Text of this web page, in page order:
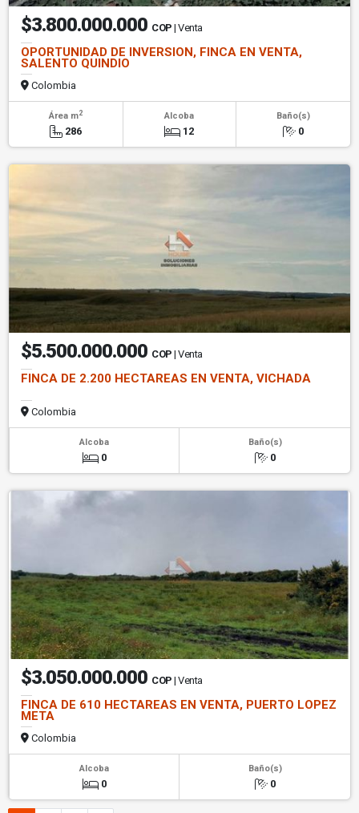
$3.800.000.000 COP | Venta
OPORTUNIDAD DE INVERSION, FINCA EN VENTA,
SALENTO QUINDIO
Colombia
Área m2
286
Alcoba
12
Baño(s)
0
$5.500.000.000 COP | Venta
FINCA DE 2.200 HECTAREAS EN VENTA, VICHADA
Colombia
Alcoba
0
Baño(s)
0
$3.050.000.000 COP | Venta
FINCA DE 610 HECTAREAS EN VENTA, PUERTO LOPEZ
META
Colombia
Alcoba
0
Baño(s)
0